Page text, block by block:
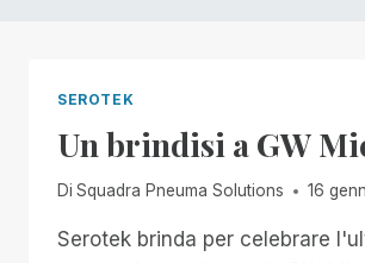
SEROTEK
Un brindisi a GW
Di Squadra Pneuma Solutions 16
Serotek brinda per celebrare